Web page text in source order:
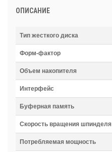
ОПИСАНИЕ
Тип жесткого диска
Форм-фактор
Объем накопителя
Интерфейс
Буферная память
Скорость вращения шпинделя
Потребляемая мощность